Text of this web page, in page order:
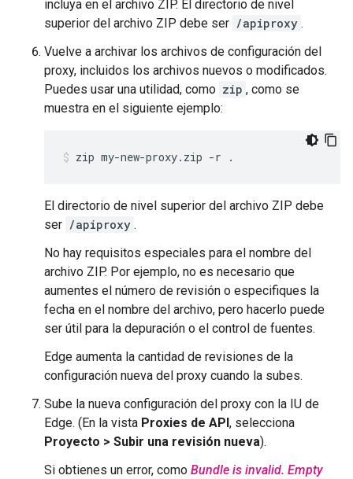
incluya en el archivo ZIP. El directorio de nivel
superior del archivo ZIP debe ser /apiproxy .
Vuelve a archivar los archivos de configuración del
proxy, incluidos los archivos nuevos o modificados.
Puedes usar una utilidad, como zip , como se
muestra en el siguiente ejemplo:
zip my-new-proxy.zip -r .
El directorio de nivel superior del archivo ZIP debe
ser /apiproxy .
No hay requisitos especiales para el nombre del
archivo ZIP. Por ejemplo, no es necesario que
aumentes el número de revisión o especifiques la
fecha en el nombre del archivo, pero hacerlo puede
ser útil para la depuración o el control de fuentes.
Edge aumenta la cantidad de revisiones de la
configuración nueva del proxy cuando la subes.
Sube la nueva configuración del proxy con la IU de
Edge. (En la vista Proxies de API, selecciona
Proyecto > Subir una revisión nueva).
Si obtienes un error, como Bundle is invalid. Empty